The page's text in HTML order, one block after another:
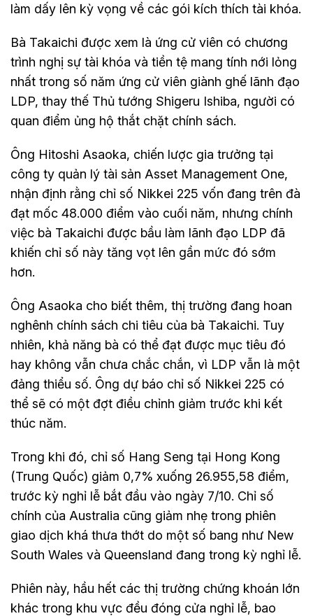
làm dấy lên kỳ vọng về các gói kích thích tài khóa.
Bà Takaichi được xem là ứng cử viên có chương
trình nghị sự tài khóa và tiền tệ mang tính nới lỏng
nhất trong số năm ứng cử viên giành ghế lãnh đạo
LDP, thay thế Thủ tướng Shigeru Ishiba, người có
quan điểm ủng hộ thắt chặt chính sách.
Ông Hitoshi Asaoka, chiến lược gia trưởng tại
công ty quản lý tài sản Asset Management One,
nhận định rằng chỉ số Nikkei 225 vốn đang trên đà
đạt mốc 48.000 điểm vào cuối năm, nhưng chính
việc bà Takaichi được bầu làm lãnh đạo LDP đã
khiến chỉ số này tăng vọt lên gần mức đó sớm
hơn.
Ông Asaoka cho biết thêm, thị trường đang hoan
nghênh chính sách chi tiêu của bà Takaichi. Tuy
nhiên, khả năng bà có thể đạt được mục tiêu đó
hay không vẫn chưa chắc chắn, vì LDP vẫn là một
đảng thiểu số. Ông dự báo chỉ số Nikkei 225 có
thể sẽ có một đợt điều chỉnh giảm trước khi kết
thúc năm.
Trong khi đó, chỉ số Hang Seng tại Hong Kong
(Trung Quốc) giảm 0,7% xuống 26.955,58 điểm,
trước kỳ nghỉ lễ bắt đầu vào ngày 7/10. Chỉ số
chính của Australia cũng giảm nhẹ trong phiên
giao dịch khá thưa thớt do một số bang như New
South Wales và Queensland đang trong kỳ nghỉ lễ.
Phiên này, hầu hết các thị trường chứng khoán lớn
khác trong khu vực đều đóng cửa nghỉ lễ, bao